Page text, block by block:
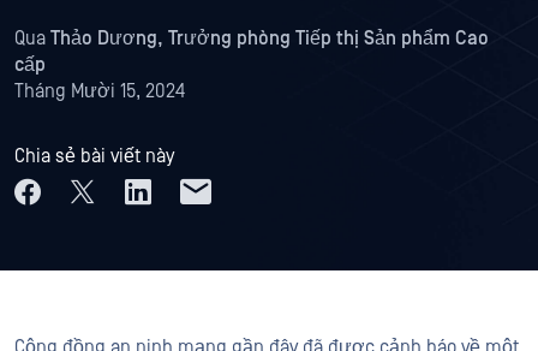
Qua Thảo Dương, Trưởng phòng Tiếp thị Sản phẩm Cao
cấp
Tháng Mười 15, 2024
Chia sẻ bài viết này